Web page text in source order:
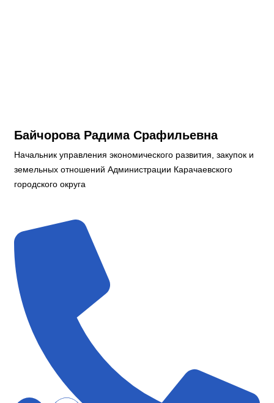
Байчорова Радима Срафильевна
Начальник управления экономического развития, закупок и
земельных отношений Администрации Карачаевского
городского округа